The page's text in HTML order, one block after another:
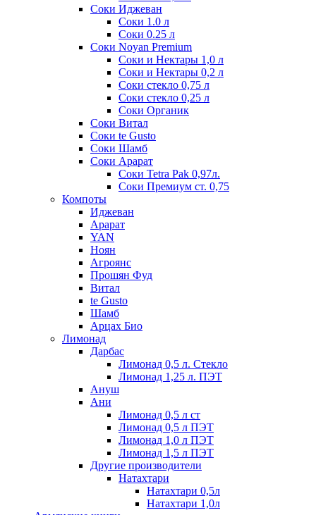
Соки Иджеван
Соки 1.0 л
Соки 0.25 л
Соки Noyan Premium
Соки и Нектары 1,0 л
Соки и Нектары 0,2 л
Соки стекло 0,75 л
Соки стекло 0,25 л
Соки Органик
Соки Витал
Соки te Gusto
Соки Шамб
Соки Арарат
Соки Tetra Pak 0,97л.
Соки Премиум ст. 0,75
Компоты
Иджеван
Арарат
YAN
Ноян
Агроянс
Прошян Фуд
Витал
te Gusto
Шамб
Арцах Био
Лимонад
Дарбас
Лимонад 0,5 л. Стекло
Лимонад 1,25 л. ПЭТ
Ануш
Ани
Лимонад 0,5 л ст
Лимонад 0,5 л ПЭТ
Лимонад 1,0 л ПЭТ
Лимонад 1,5 л ПЭТ
Другие производители
Натахтари
Натахтари 0,5л
Натахтари 1,0л